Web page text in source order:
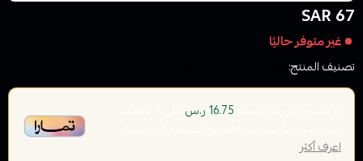
67 SAR
غير متوفر حاليًا
تصنيف المنتج:
16.75 ر.س
اعرف أكثر